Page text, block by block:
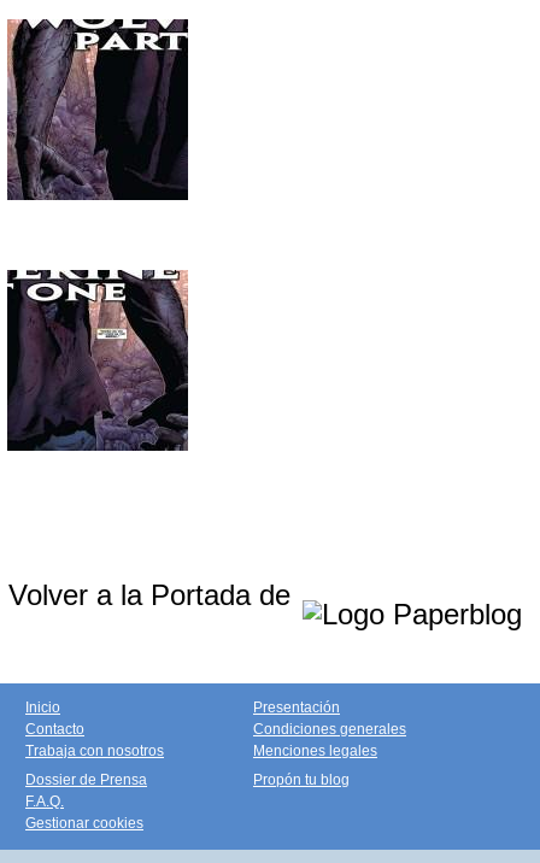
Volver a la Portada de
Inicio
Contacto
Trabaja con nosotros
Presentación
Condiciones generales
Menciones legales
Dossier de Prensa
F.A.Q.
Gestionar cookies
Propón tu blog